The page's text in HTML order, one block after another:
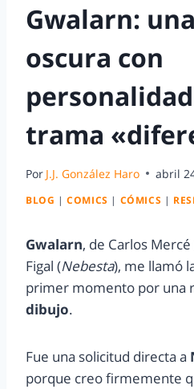
Gwalarn:
oscura con
trama
Por J.J. González Haro abril
BLOG |COMICS | CÓMICS |
Gwalarn, de Carlos Mercé
Figal (Nebesta), me llamó
primer momento por una
dibujo.
Fue una solicitud directa a
porque creo firmemente